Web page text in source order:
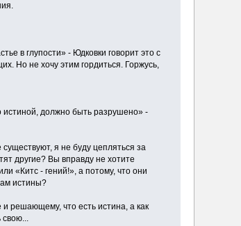
в глупости» - Юдковки говорит это с
Но не хочу этим гордиться. Горжусь,
истиной, должно быть разрушено» -
я не буду цепляться за
другие? Вы вправду не хотите
«Китс - гений!», а потому, что они
истины?
и решающему, что есть истина, а как
свою...